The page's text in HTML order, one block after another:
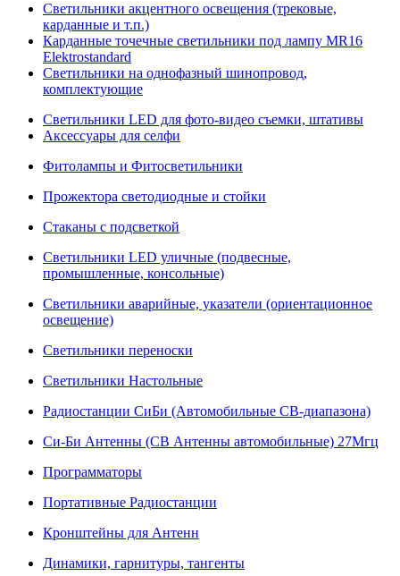
Светильники акцентного освещения (трековые,
карданные и т.п.)
Карданные точечные светильники под лампу MR16
Elektrostandard
Светильники на однофазный шинопровод,
комплектующие
Светильники LED для фото-видео съемки, штативы
Аксессуары для селфи
Фитолампы и Фитосветильники
Прожектора светодиодные и стойки
Стаканы с подсветкой
Светильники LED уличные (подвесные,
промышленные, консольные)
Светильники аварийные, указатели (ориентационное
освещение)
Светильники переноски
Светильники Настольные
Радиостанции СиБи (Автомобильные СВ-диапазона)
Си-Би Антенны (СВ Антенны автомобильные) 27Мгц
Программаторы
Портативные Радиостанции
Кронштейны для Антенн
Динамики, гарнитуры, тангенты